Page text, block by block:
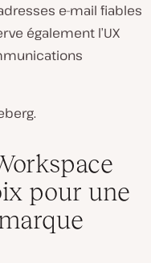
e-mail fiables
également l’UX
pour une